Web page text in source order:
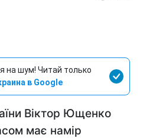
на шум! Читай только
в Google
Віктор Ющенко
має намір